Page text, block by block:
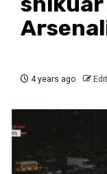
4 years ago